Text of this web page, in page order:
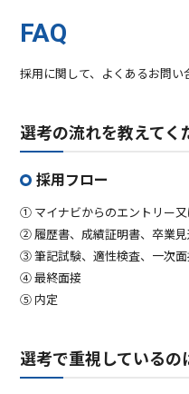
FAQ
採用に関して、よくあるお問い
選考の流れを教えてく
採用フロー
① マイナビからのエントリー
② 履歴書、成績証明書、卒業
③ 筆記試験、適性検査、一次面
④ 最終面接
⑤ 内定
選考で重視しているの